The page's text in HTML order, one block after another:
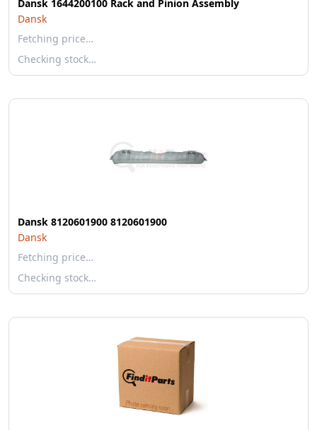
Dansk 1644200100 Rack and Pinion Assembly
Dansk
Fetching price…
Checking stock…
Dansk 8120601900 8120601900
Dansk
Fetching price…
Checking stock…